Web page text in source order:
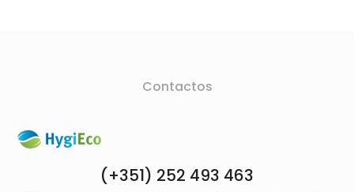
Contactos
(+351) 252 493 463